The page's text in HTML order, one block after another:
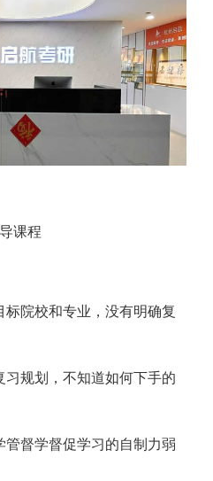
课程
标院校和专业，没有明确复
习规划，不知道如何下手的
管督学督促学习的自制力弱